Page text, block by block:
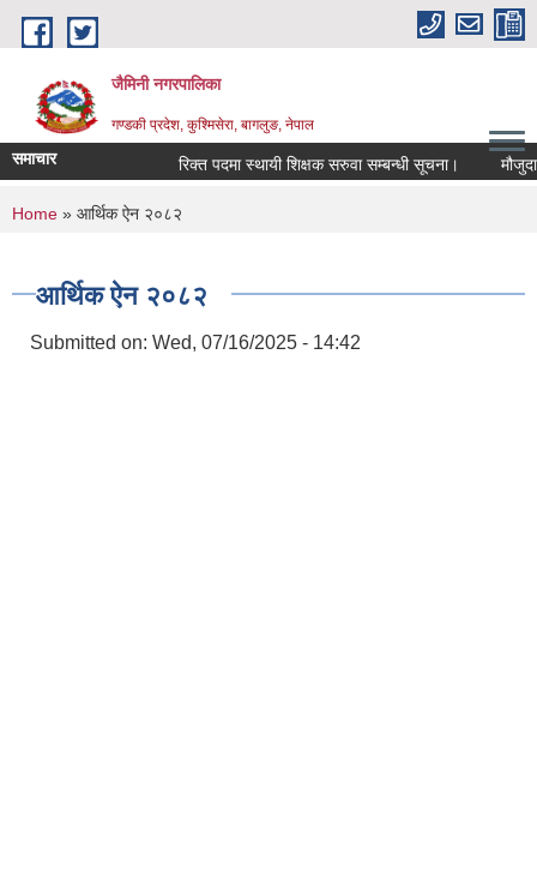
Skip to main content
जैमिनी नगरपालिका
गण्डकी प्रदेश, कुश्मिसेरा, बागलुङ, नेपाल
समाचार रिक्त पदमा स्थायी शिक्षक सरुवा सम्बन्धी सूचना। मौजुदा
You are here
Home » आर्थिक ऐन २०८२
आर्थिक ऐन २०८२
Submitted on: Wed, 07/16/2025 - 14:42